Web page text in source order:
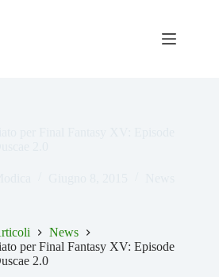
News
per Final Fantasy XV: Episode
2.0